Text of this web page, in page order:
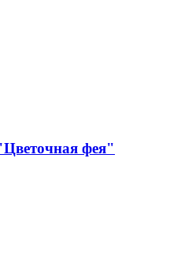
фея"